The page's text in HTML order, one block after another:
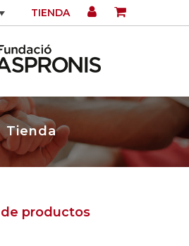
TIENDA
Tienda
productos